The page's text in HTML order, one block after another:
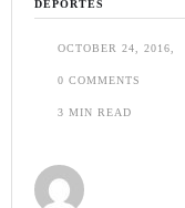
DEPORTES
OCTOBER 24, 2016
0 COMMENTS
3 MIN READ